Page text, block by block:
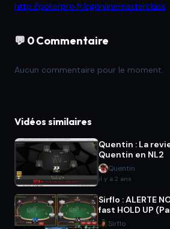
http://pokerpro.fr/cgonlinemasterclass
💬 0 Commentaire
Aucun commentaire pour le moment.
Vidéos similaires
Quentin : La
Quentin en NL2
Quentin
il y a 2 ans
Sirflo : ALERTE
fast HOLD UP
Sirflo